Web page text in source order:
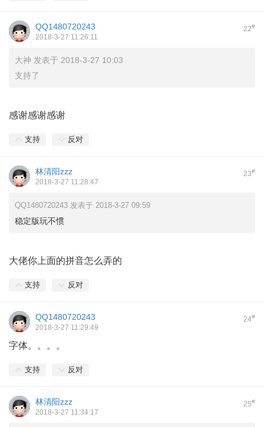
22#
QQ1480720243
2018-3-27 11:26:11
大神 发表于 2018-3-27 10:03
支持了
感谢感谢感谢
支持 反对
23#
林清阳zzz
2018-3-27 11:28:47
QQ1480720243 发表于 2018-3-27 09:59
稳定版玩不惯
大佬你上面的拼音怎么弄的
支持 反对
24#
QQ1480720243
2018-3-27 11:29:49
字体。。。。
支持 反对
25#
林清阳zzz
2018-3-27 11:34:17